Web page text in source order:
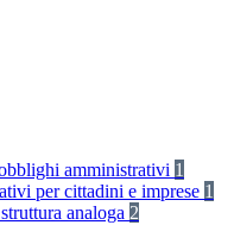
amministrativi 1
per cittadini e imprese 1
analoga 2